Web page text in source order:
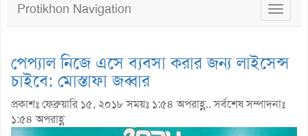
Toggle
Protikhon Navigation
পেপ্যাল নিজে এসে ব্যবসা করার জন্য লাইসেন্স
চাইবে: মোস্তাফা জব্বার
প্রকাশঃ ফেব্রুয়ারি ১৫, ২০১৮ সময়ঃ ১:৫৪ অপরাহ্ণ.. সর্বশেষ সম্পাদনাঃ
১:৫৪ অপরাহ্ণ